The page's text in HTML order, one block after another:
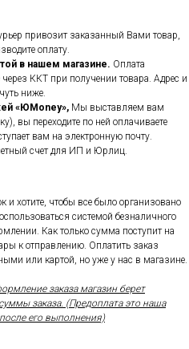
привозит заказанный Вами товар,
оплату.
в нашем магазине. Оплата
ККТ при получении товара. Адрес и
ниже.
«ЮMoney», Мы выставляем вам
вы переходите по ней оплачиваете
вам на электронную почту.
счет для ИП и Юрлиц.
и хотите, чтобы все было организовано
системой безналичного
Как только сумма поступит на
к отправлению. Оплатить заказ
или картой, но уже у нас в магазине.
заказа магазин берет
заказа. (Предоплата это наша
его выполнения)